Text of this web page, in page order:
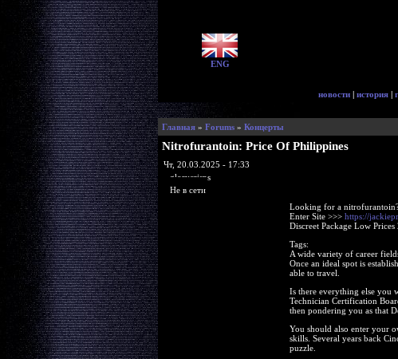
ENG
новости | история |
Главная» Forums» Концерты
Nitrofurantoin: Price Of Philippines
Чт, 20.03.2025 - 17:33
glorycrisps
Не в сети
Looking for a
Enter Site >>> https://
Discreet Package Low
Tags:
A wide variety of career
Once an ideal spot is
able to travel.
Is there everything else you
Technician Certification
then pondering you as that
You should also enter your
skills. Several years back
puzzle.